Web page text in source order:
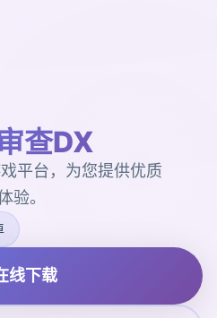
查DX
平台，为您提供优质
验。
线下载